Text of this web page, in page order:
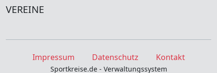
VEREINE
Impressum Datenschutz Kontakt
Sportkreise.de - Verwaltungssystem